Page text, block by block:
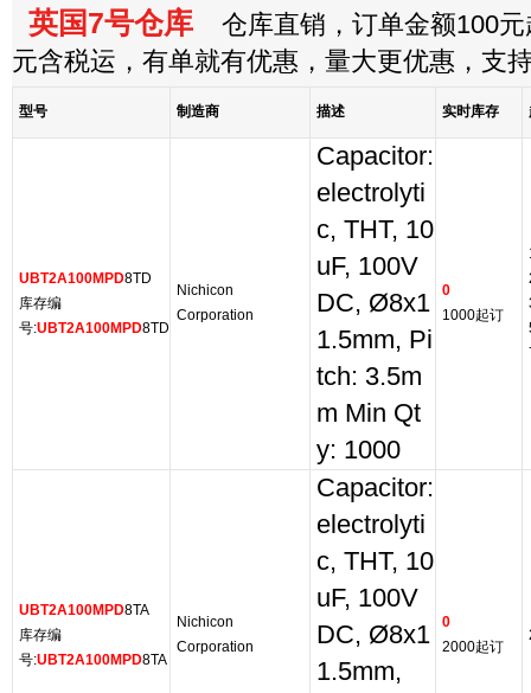
英国7号仓库 仓库直销，订单金额100元
元含税运，有单就有优惠，量大更优惠，支
型号 制造商 描述 实时库存
UBT2A100MPD8TD
库存编
号:UBT2A100MPD8TD
Nichicon
Corporation
Capacitor:
electrolyti
c, THT, 10
uF, 100V
DC, Ø8x1
1.5mm, Pi
tch: 3.5m
m Min Qt
y: 1000
0
1000起订
UBT2A100MPD8TA
库存编
号:UBT2A100MPD8TA
Nichicon
Corporation
Capacitor:
electrolyti
c, THT, 10
uF, 100V
DC, Ø8x1
1.5mm,
0
2000起订